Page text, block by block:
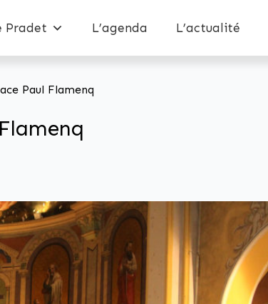
Pradet L’agenda L’actualité
Paul Flamenq